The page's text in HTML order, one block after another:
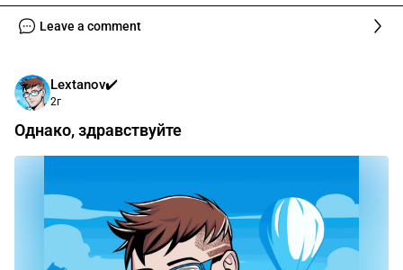
Leave a comment
Lextanov✔️
2г
Однако, здравствуйте